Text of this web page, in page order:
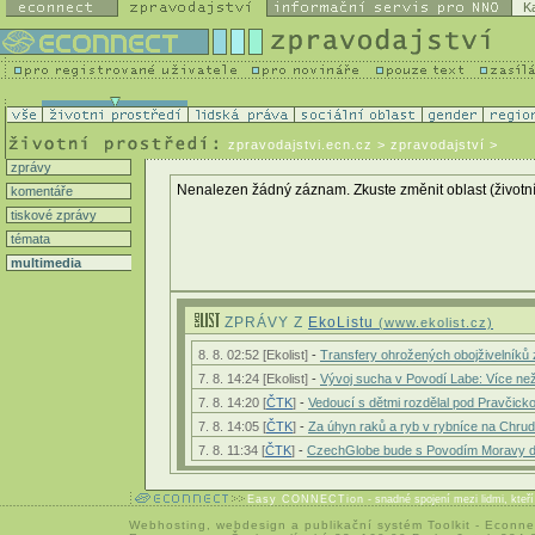
zpravodajstvi.ecn.cz > zpravodajství >
zprávy
komentáře
tiskové zprávy
témata
multimedia
Nenalezen žádný záznam. Zkuste změnit oblast
ZPRÁVY Z EkoListu (www.ekolist.cz)
8. 8. 02:52 [Ekolist] - Transfery ohrožených obojživelníků
7. 8. 14:24 [Ekolist] - Vývoj sucha v Povodí Labe: Více
7. 8. 14:20 [ČTK] - Vedoucí s dětmi rozdělal pod
7. 8. 14:05 [ČTK] - Za úhyn raků a ryb v rybníce na
7. 8. 11:34 [ČTK] - CzechGlobe bude s Povodím Moravy
Easy CONNECTion - snadné spojení mezi lidmi,
Webhosting webdesign a publikační systém Toolkit -